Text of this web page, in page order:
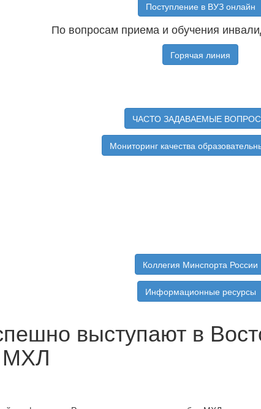
Поступление в ВУЗ онлайн
По вопросам приема и обучения
Горячая линия
ЧАСТО ЗАДАВАЕМЫЕ
Мониторинг качества
Коллегия Минспорта России
Информационные ресурсы
выступают в
МХЛ